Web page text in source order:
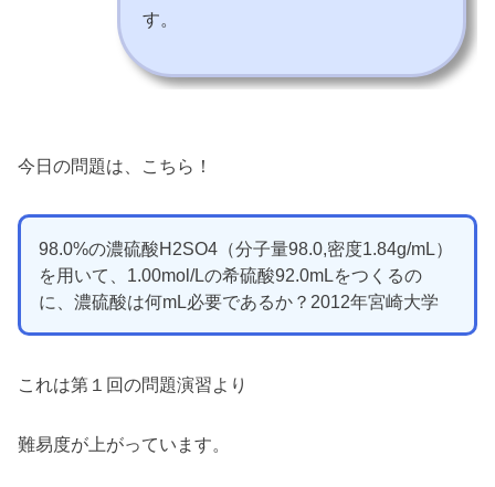
す。
今日の問題は、こちら！
98.0%の濃硫酸H2SO4（分子量98.0,密度1.84g/mL）
を用いて、1.00mol/Lの希硫酸92.0mLをつくるの
に、濃硫酸は何mL必要であるか？2012年宮崎大学
これは第１回の問題演習より
難易度が上がっています。